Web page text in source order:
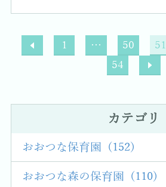
1 … 50 51
54
カテゴリ
おおつな保育園 (152)
おおつな森の保育園 (110)